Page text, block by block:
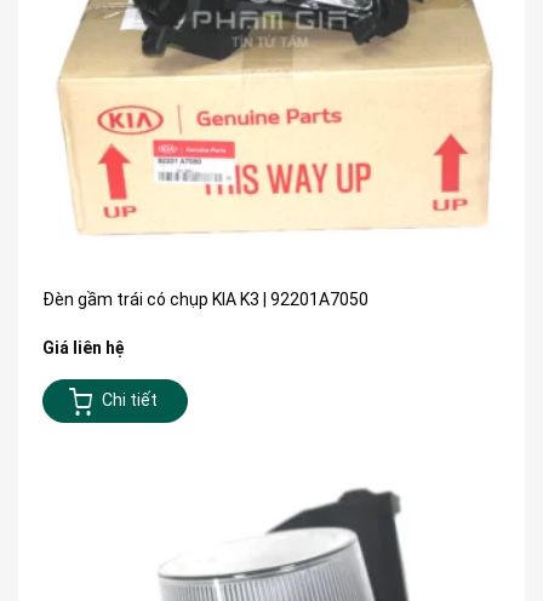
Đèn gầm trái có chụp KIA K3 | 92201A7050
Giá liên hệ
Chi tiết